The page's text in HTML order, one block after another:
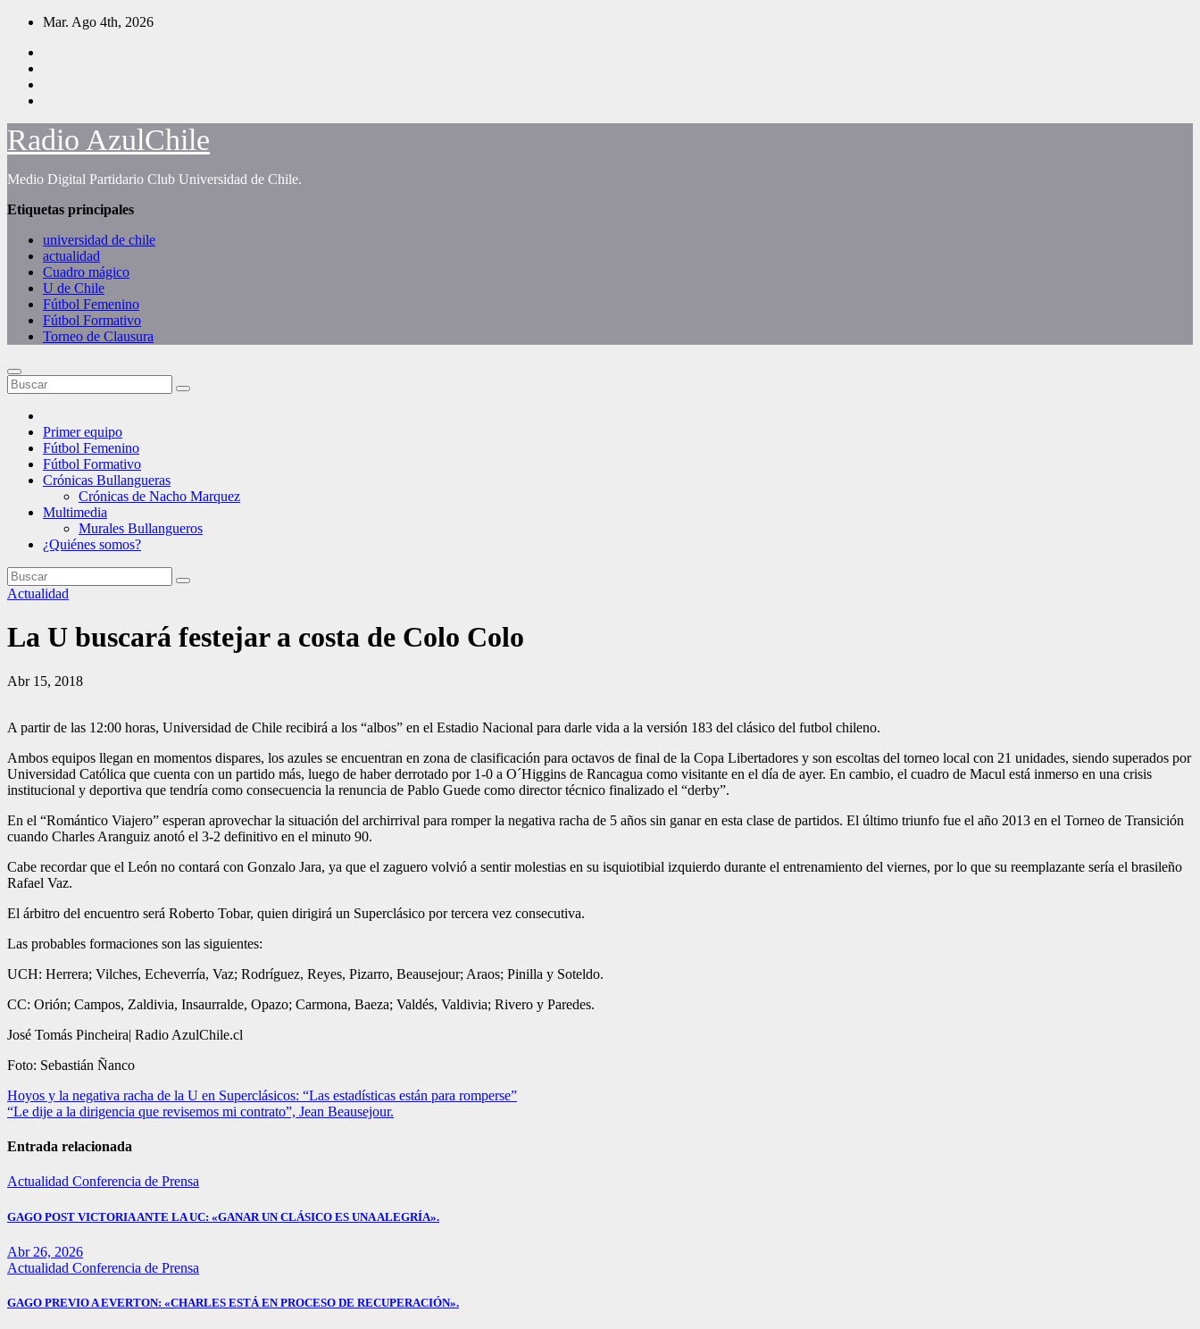
Saltar
contenido
Mar. Ago 4th, 2026
Radio AzulChile
Medio Digital Partidario Club Universidad de Chile.
Etiquetas principales
universidad de chile
actualidad
Cuadro mágico
U de Chile
Fútbol Femenino
Fútbol Formativo
Torneo de Clausura
Primer equipo
Fútbol Femenino
Fútbol Formativo
Crónicas Bullangueras
Crónicas de Nacho Marquez
Multimedia
Murales Bullangueros
¿Quiénes somos?
Actualidad
La U buscará festejar a costa de Colo Colo
Abr 15, 2018
A partir de las 12:00 horas, Universidad de Chile recibirá a los “albos” en el Estadio Nacional para darle vida a la versión 183 del clásico del futbol chileno.
Ambos equipos llegan en momentos dispares, los azules se encuentran en zona de clasificación para octavos de final de la Copa Libertadores y son escoltas del torneo local con 21 unidades, siendo superados por
Universidad Católica que cuenta con un partido más, luego de haber derrotado por 1-0 a O´Higgins de Rancagua como visitante en el día de ayer. En cambio, el cuadro de Macul está inmerso en una crisis
institucional y deportiva que tendría como consecuencia la renuncia de Pablo Guede como director técnico finalizado el “derby”.
En el “Romántico Viajero” esperan aprovechar la situación del archirrival para romper la negativa racha de 5 años sin ganar en esta clase de partidos. El último triunfo fue el año 2013 en el Torneo de Transición
cuando Charles Aranguiz anotó el 3-2 definitivo en el minuto 90.
Cabe recordar que el León no contará con Gonzalo Jara, ya que el zaguero volvió a sentir molestias en su isquiotibial izquierdo durante el entrenamiento del viernes, por lo que su reemplazante sería el brasileño
Rafael Vaz.
El árbitro del encuentro será Roberto Tobar, quien dirigirá un Superclásico por tercera vez consecutiva.
Las probables formaciones son las siguientes:
UCH: Herrera; Vilches, Echeverría, Vaz; Rodríguez, Reyes, Pizarro, Beausejour; Araos; Pinilla y Soteldo.
CC: Orión; Campos, Zaldivia, Insaurralde, Opazo; Carmona, Baeza; Valdés, Valdivia; Rivero y Paredes.
José Tomás Pincheira| Radio AzulChile.cl
Foto: Sebastián Ñanco
Navegación
de
entradas
Hoyos y la negativa racha de la U en Superclásicos: “Las estadísticas están para romperse”
“Le dije a la dirigencia que revisemos mi contrato”, Jean Beausejour.
Entrada relacionada
Actualidad Conferencia de Prensa
GAGO POST VICTORIA ANTE LA UC: «GANAR UN CLÁSICO ES UNA ALEGRÍA».
Abr 26, 2026
Actualidad Conferencia de Prensa
GAGO PREVIO A EVERTON: «CHARLES ESTÁ EN PROCESO DE RECUPERACIÓN».